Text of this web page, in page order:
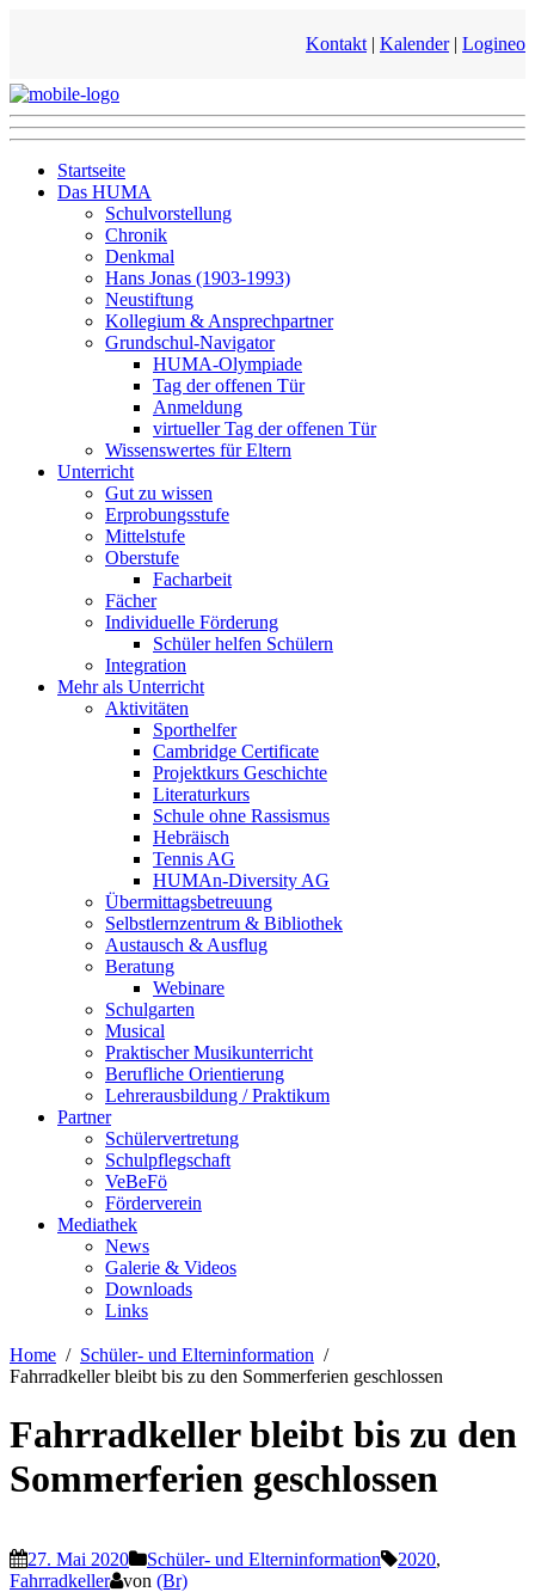
Kontakt | Kalender| Logineo
Startseite
Das HUMA
Schulvorstellung
Chronik
Denkmal
Hans Jonas (1903-1993)
Neustiftung
Kollegium & Ansprechpartner
Grundschul-Navigator
HUMA-Olympiade
Tag der offenen Tür
Anmeldung
virtueller Tag der offenen Tür
Wissenswertes für Eltern
Unterricht
Gut zu wissen
Erprobungsstufe
Mittelstufe
Oberstufe
Facharbeit
Fächer
Individuelle Förderung
Schüler helfen Schülern
Integration
Mehr als Unterricht
Aktivitäten
Sporthelfer
Cambridge Certificate
Projektkurs Geschichte
Literaturkurs
Schule ohne Rassismus
Hebräisch
Tennis AG
HUMAn-Diversity AG
Übermittagsbetreuung
Selbstlernzentrum & Bibliothek
Austausch & Ausflug
Beratung
Webinare
Schulgarten
Musical
Praktischer Musikunterricht
Berufliche Orientierung
Lehrerausbildung / Praktikum
Partner
Schülervertretung
Schulpflegschaft
VeBeFö
Förderverein
Mediathek
News
Galerie & Videos
Downloads
Links
Home
Schüler- und Elterninformation
Fahrradkeller bleibt bis zu den Sommerferien geschlossen
Fahrradkeller bleibt bis zu den
Sommerferien geschlossen
27. Mai 2020 Schüler- und Elterninformation 2020,
Fahrradkeller
von (Br)